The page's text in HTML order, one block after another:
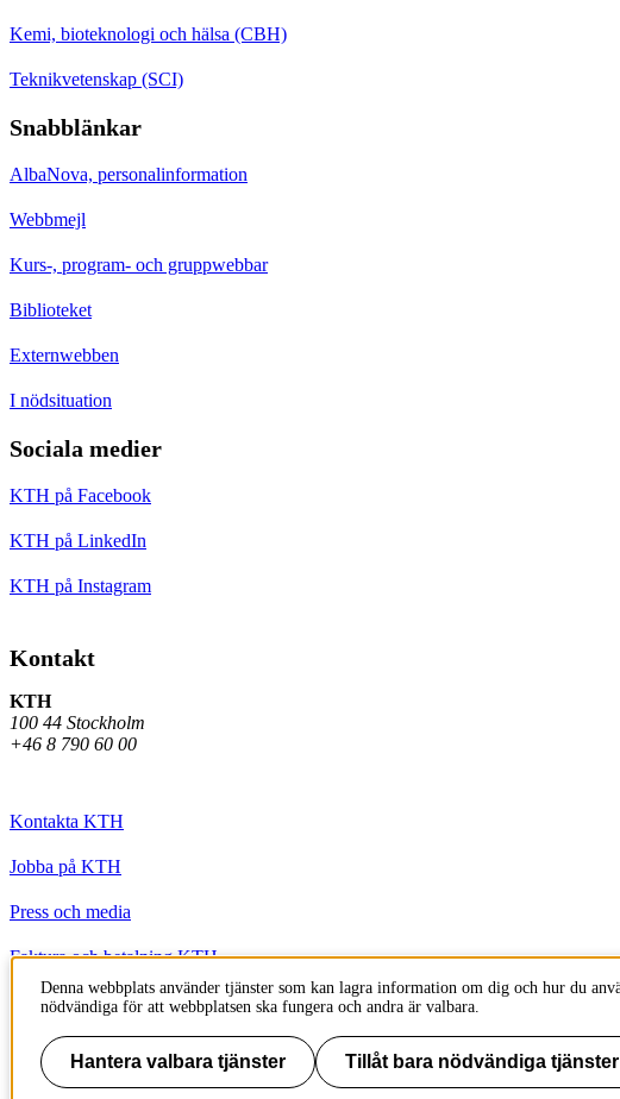
Kemi, bioteknologi och hälsa (CBH)
Teknikvetenskap (SCI)
Snabblänkar
AlbaNova, personalinformation
Webbmejl
Kurs-, program- och gruppwebbar
Biblioteket
Externwebben
I nödsituation
Sociala medier
KTH på Facebook
KTH på LinkedIn
KTH på Instagram
Kontakt
KTH
100 44 Stockholm
+46 8 790 60 00
Kontakta KTH
Jobba på KTH
Press och media
Faktura och betalning KTH
Om KTH:s webbplatser
Tillgänglighetsredogörelse
Denna webbplats använder tjänster som kan lagra information om dig och hur du
nödvändiga för att webbplatsen ska fungera och andra är valbara.
Hantera valbara tjänster Tillåt bara nödvändiga tjänster